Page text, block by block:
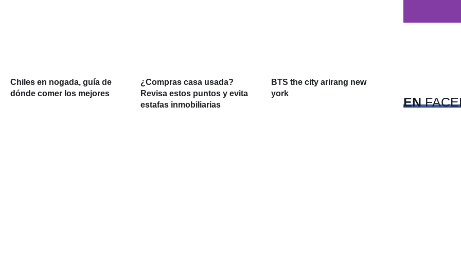
Chiles en nogada, guía de
dónde comer los mejores
¿Compras casa usada?
Revisa estos puntos y evita
estafas inmobiliarias
BTS the city arirang new
york
EN